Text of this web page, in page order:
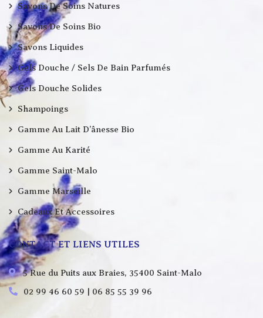
Savons De Soins Natures
Savons De Soins Bio
Savons Liquides
Gels Douche / Sels De Bain Parfumés
Gels Douche Solides
Shampoings
Gamme Au Lait D’ânesse Bio
Gamme Au Karité
Gamme Saint-Malo
Gamme Marseille
Cadeaux Et Accessoires
CONTACT ET LIENS UTILES
5 Rue du Puits aux Braies, 35400 Saint-Malo
02 99 46 60 59 | 06 85 55 39 96